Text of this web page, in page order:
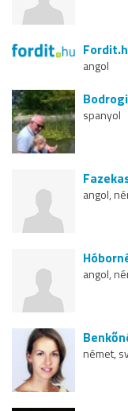
angol
spanyol
angol,
angol,
német,